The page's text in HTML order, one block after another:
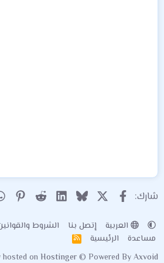
شارك: فيسبوك Bluesky
LinkedIn
Reddit
العربية إتصل بنا الشروط
مساعدة
الرئيسية
R
S
hosted on Hostinger© Powered ByAxvoid